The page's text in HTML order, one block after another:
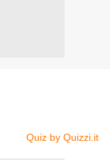
Quiz by Quizzi.it